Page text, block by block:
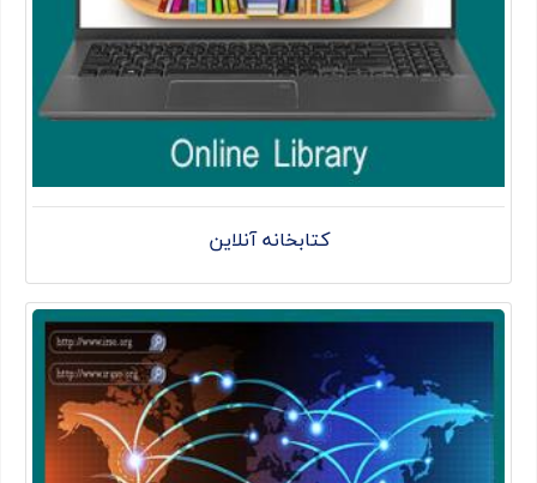
کتابخانه آنلاین